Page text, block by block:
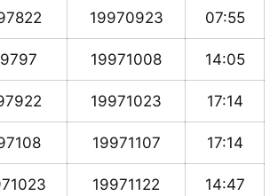
19970923 07:55
19971008 14:05
19971023 17:14
19971107 17:14
19971122 14:47